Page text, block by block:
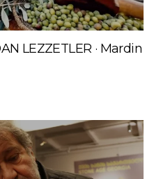
LEZZETLER · Mardin